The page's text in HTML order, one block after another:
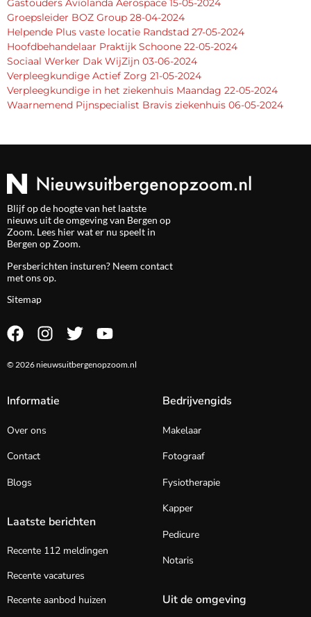
Gastouders Aviolanda Aerospace 15-05-2024
Groepsleider BOZ Group 28-04-2024
Helpende Plus vaste locatie Randstad 27-05-2024
Hoofdbehandelaar Praktijk Schoone 22-05-2024
Sociaal Werker Dak WijZijn 03-06-2024
Verpleegkundige Actief Zorg 21-05-2024
Verpleegkundige in het ziekenhuis Maandag 22-05-2024
Waarnemend Pijnspecialist Bravis ziekenhuis 06-05-2024
Blijf op de hoogte van het laatste
nieuws uit de omgeving van Bergen op
Zoom. Lees hier wat er nu speelt in
Bergen op Zoom.
Persberichten insturen? Neem contact
met ons op.
Sitemap
© 2026 nieuwsuitbergenopzoom.nl
Informatie
Over ons
Contact
Blogs
Laatste berichten
Recente 112 meldingen
Recente vacatures
Recente aanbod huizen
Bedrijvengids
Makelaar
Fotograaf
Fysiotherapie
Kapper
Pedicure
Notaris
Uit de omgeving